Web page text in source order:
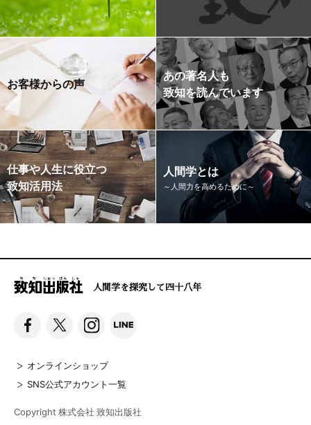
お客様からの声
あの著名人も
致知を読んでいます
仕事や人生に役立つ
致知活用法
人間学とは
～人間力を高めるために～
人間学を探究して四十八年
オンラインショップ
SNS公式アカウント一覧
Copyright 株式会社 致知出版社